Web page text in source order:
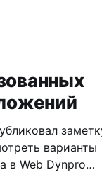
варианты
в Web Dynpro